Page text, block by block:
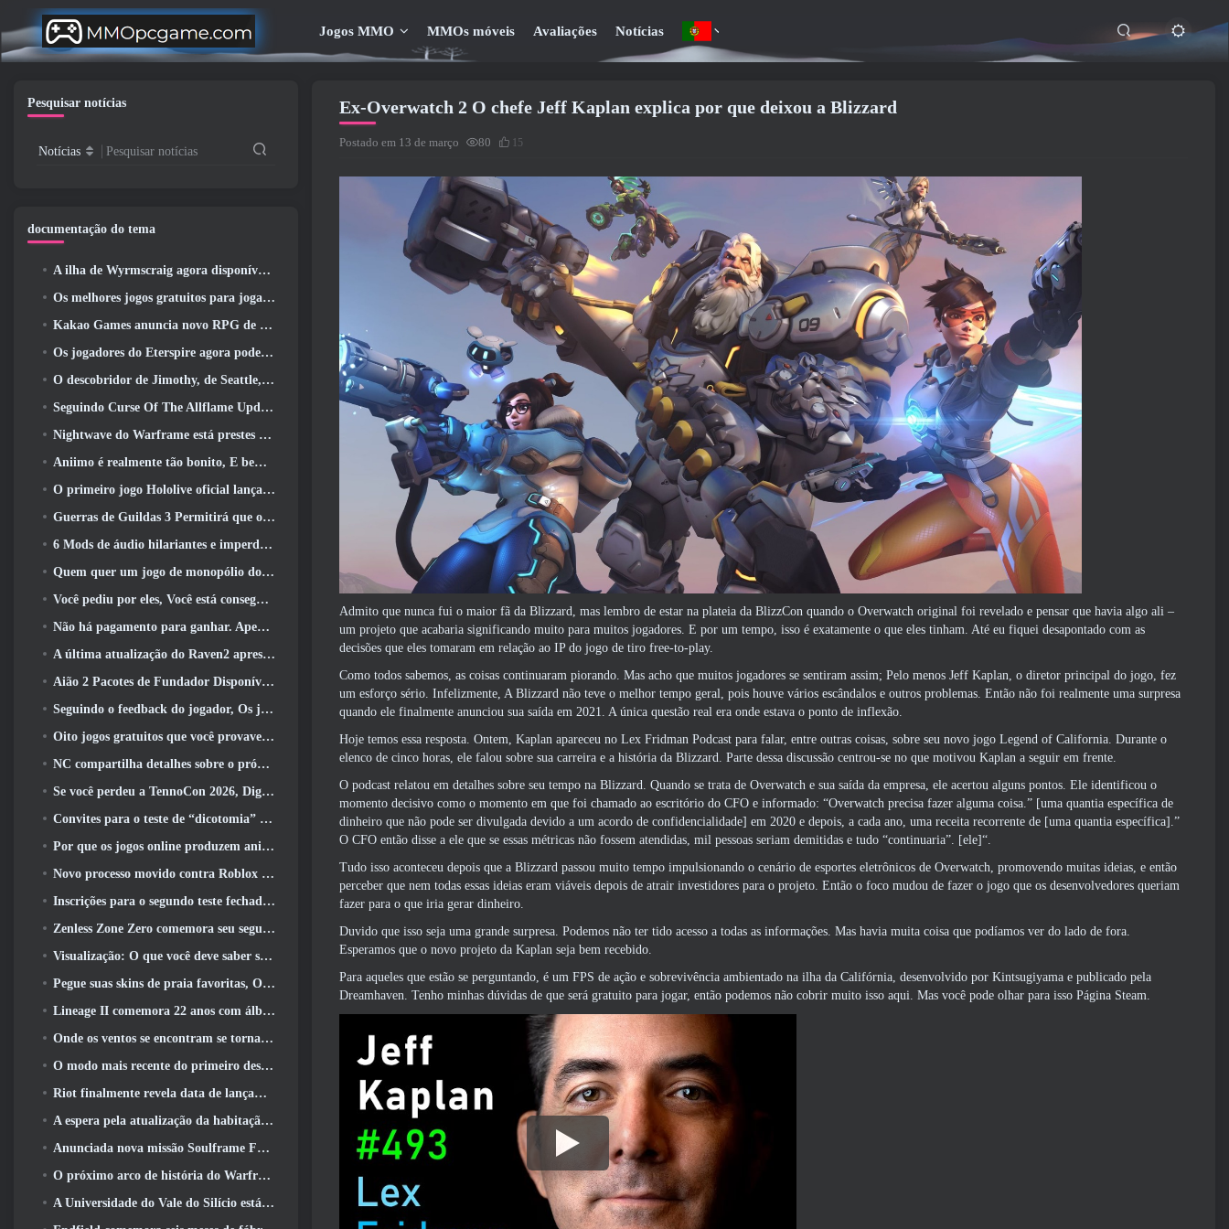
Jogos MMO MMOs móveis Avaliações Notícias
Ex-Overwatch 2 O chefe Jeff Kaplan explica por que deixou a Blizzard
Postado em 13 de março 80 15
Admito que nunca fui o maior fã da Blizzard, mas lembro de estar na plateia da BlizzCon quando o Overwatch original foi revelado e pensar que havia algo ali –
um projeto que acabaria significando muito para muitos jogadores. E por um tempo, isso é exatamente o que eles tinham. Até eu fiquei desapontado com as
decisões que eles tomaram em relação ao IP do jogo de tiro free-to-play.
Como todos sabemos, as coisas continuaram piorando. Mas acho que muitos jogadores se sentiram assim; Pelo menos Jeff Kaplan, o diretor principal do jogo, fez
um esforço sério. Infelizmente, A Blizzard não teve o melhor tempo geral, pois houve vários escândalos e outros problemas. Então não foi realmente uma surpresa
quando ele finalmente anunciou sua saída em 2021. A única questão real era onde estava o ponto de inflexão.
Hoje temos essa resposta. Ontem, Kaplan apareceu no Lex Fridman Podcast para falar, entre outras coisas, sobre seu novo jogo Legend of California. Durante o
elenco de cinco horas, ele falou sobre sua carreira e a história da Blizzard. Parte dessa discussão centrou-se no que motivou Kaplan a seguir em frente.
O podcast relatou em detalhes sobre seu tempo na Blizzard. Quando se trata de Overwatch e sua saída da empresa, ele acertou alguns pontos. Ele identificou o
momento decisivo como o momento em que foi chamado ao escritório do CFO e informado: “Overwatch precisa fazer alguma coisa.” [uma quantia específica de
dinheiro que não pode ser divulgada devido a um acordo de confidencialidade] em 2020 e depois, a cada ano, uma receita recorrente de [uma quantia específica].”
O CFO então disse a ele que se essas métricas não fossem atendidas, mil pessoas seriam demitidas e tudo “continuaria”. [ele]“.
Tudo isso aconteceu depois que a Blizzard passou muito tempo impulsionando o cenário de esportes eletrônicos de Overwatch, promovendo muitas ideias, e então
perceber que nem todas essas ideias eram viáveis ​​depois de atrair investidores para o projeto. Então o foco mudou de fazer o jogo que os desenvolvedores queriam
fazer para o que iria gerar dinheiro.
Duvido que isso seja uma grande surpresa. Podemos não ter tido acesso a todas as informações. Mas havia muita coisa que podíamos ver do lado de fora.
Esperamos que o novo projeto da Kaplan seja bem recebido.
Para aqueles que estão se perguntando, é um FPS de ação e sobrevivência ambientado na ilha da Califórnia, desenvolvido por Kintsugiyama e publicado pela
Dreamhaven. Tenho minhas dúvidas de que será gratuito para jogar, então podemos não cobrir muito isso aqui. Mas você pode olhar para isso Página Steam.
Pesquisar notícias
Notícias Pesquisar notícias
documentação do tema
A ilha de Wyrmscraig agora disponível para exploração no RuneScape da velha escola
Os melhores jogos gratuitos para jogar com seu time (2026)
Kakao Games anuncia novo RPG de ação, Donzela Guardiã
Os jogadores do Eterspire agora podem viajar um pouco no tempo… como um deleite
O descobridor de Jimothy, de Seattle, tem ligações com a ArenaNet, Então é claro que eles estão adicionando isso ao Guild Wars 2
Seguindo Curse Of The Allflame Update Path Of Exile anuncia várias mudanças com base no feedback
Nightwave do Warframe está prestes a retornar de uma forma chocante
Aniimo é realmente tão bonito, E bem tranquilo
O primeiro jogo Hololive oficial lançado esta semana
Guerras de Guildas 3 Permitirá que os jogadores experimentem o mundo de Tyria antes que os Elder Dragons acordem
6 Mods de áudio hilariantes e imperdíveis para Marvel Rivals
Quem quer um jogo de monopólio do RuneScape? Porque um está a caminho
Você pediu por eles, Você está conseguindo. Dragões estão chegando a Albion Online
Não há pagamento para ganhar. Apenas Ragnarok. Origin Classic é lançado em julho 23
A última atualização do Raven2 apresenta sistema de despertar de habilidades, Oferecendo aos jogadores mais maneiras de aprimorar suas habilidades
Aião 2 Pacotes de Fundador Disponíveis para Compra, Completo com cinco dias de acesso antecipado
Seguindo o feedback do jogador, Os jogadores clássicos de League Of Legends não terão que pagar por skins clássicas
Oito jogos gratuitos que você provavelmente esqueceu e que fazem parte do Steam’s Train Fest
NC compartilha detalhes sobre o próximo acesso antecipado do Aion 2
Se você perdeu a TennoCon 2026, Digital Extremes está compartilhando todos os painéis
Convites para o teste de “dicotomia” do Silver Palace estão sendo enviados
Por que os jogos online produzem animes melhores do que os jogos de anime
Novo processo movido contra Roblox em Oregon, alegando incidente com cuidados infantis
Inscrições para o segundo teste fechado global MapleStory Classic World
Zenless Zone Zero comemora seu segundo aniversário oferecendo aos jogadores a escolha de um agente S-Rank gratuito
Visualização: O que você deve saber sobre o jogo de coleta de criaturas da HoYoverse, Honkai: Link Alma
Pegue suas skins de praia favoritas, Os Jogos de Verão voltaram ao Overwatch
Lineage II comemora 22 anos com álbum de vinil de edição de colecionador
Onde os ventos se encontram se torna “Eastern Steampunk” na versão 2.0
O modo mais recente do primeiro descendente reúne batalhas difíceis de interceptação de vazio e as profundezas
Riot finalmente revela data de lançamento do modo clássico de League Of Legends
A espera pela atualização da habitação dos grandes jogadores do RuneScape acabou
Anunciada nova missão Soulframe Fable
O próximo arco de história do Warframe leva os jogadores a um novo mapa estelar, O Sistema Tau
A Universidade do Vale do Silício está oferecendo bolsas de estudo para jogos e alguns dos requisitos são interessantes